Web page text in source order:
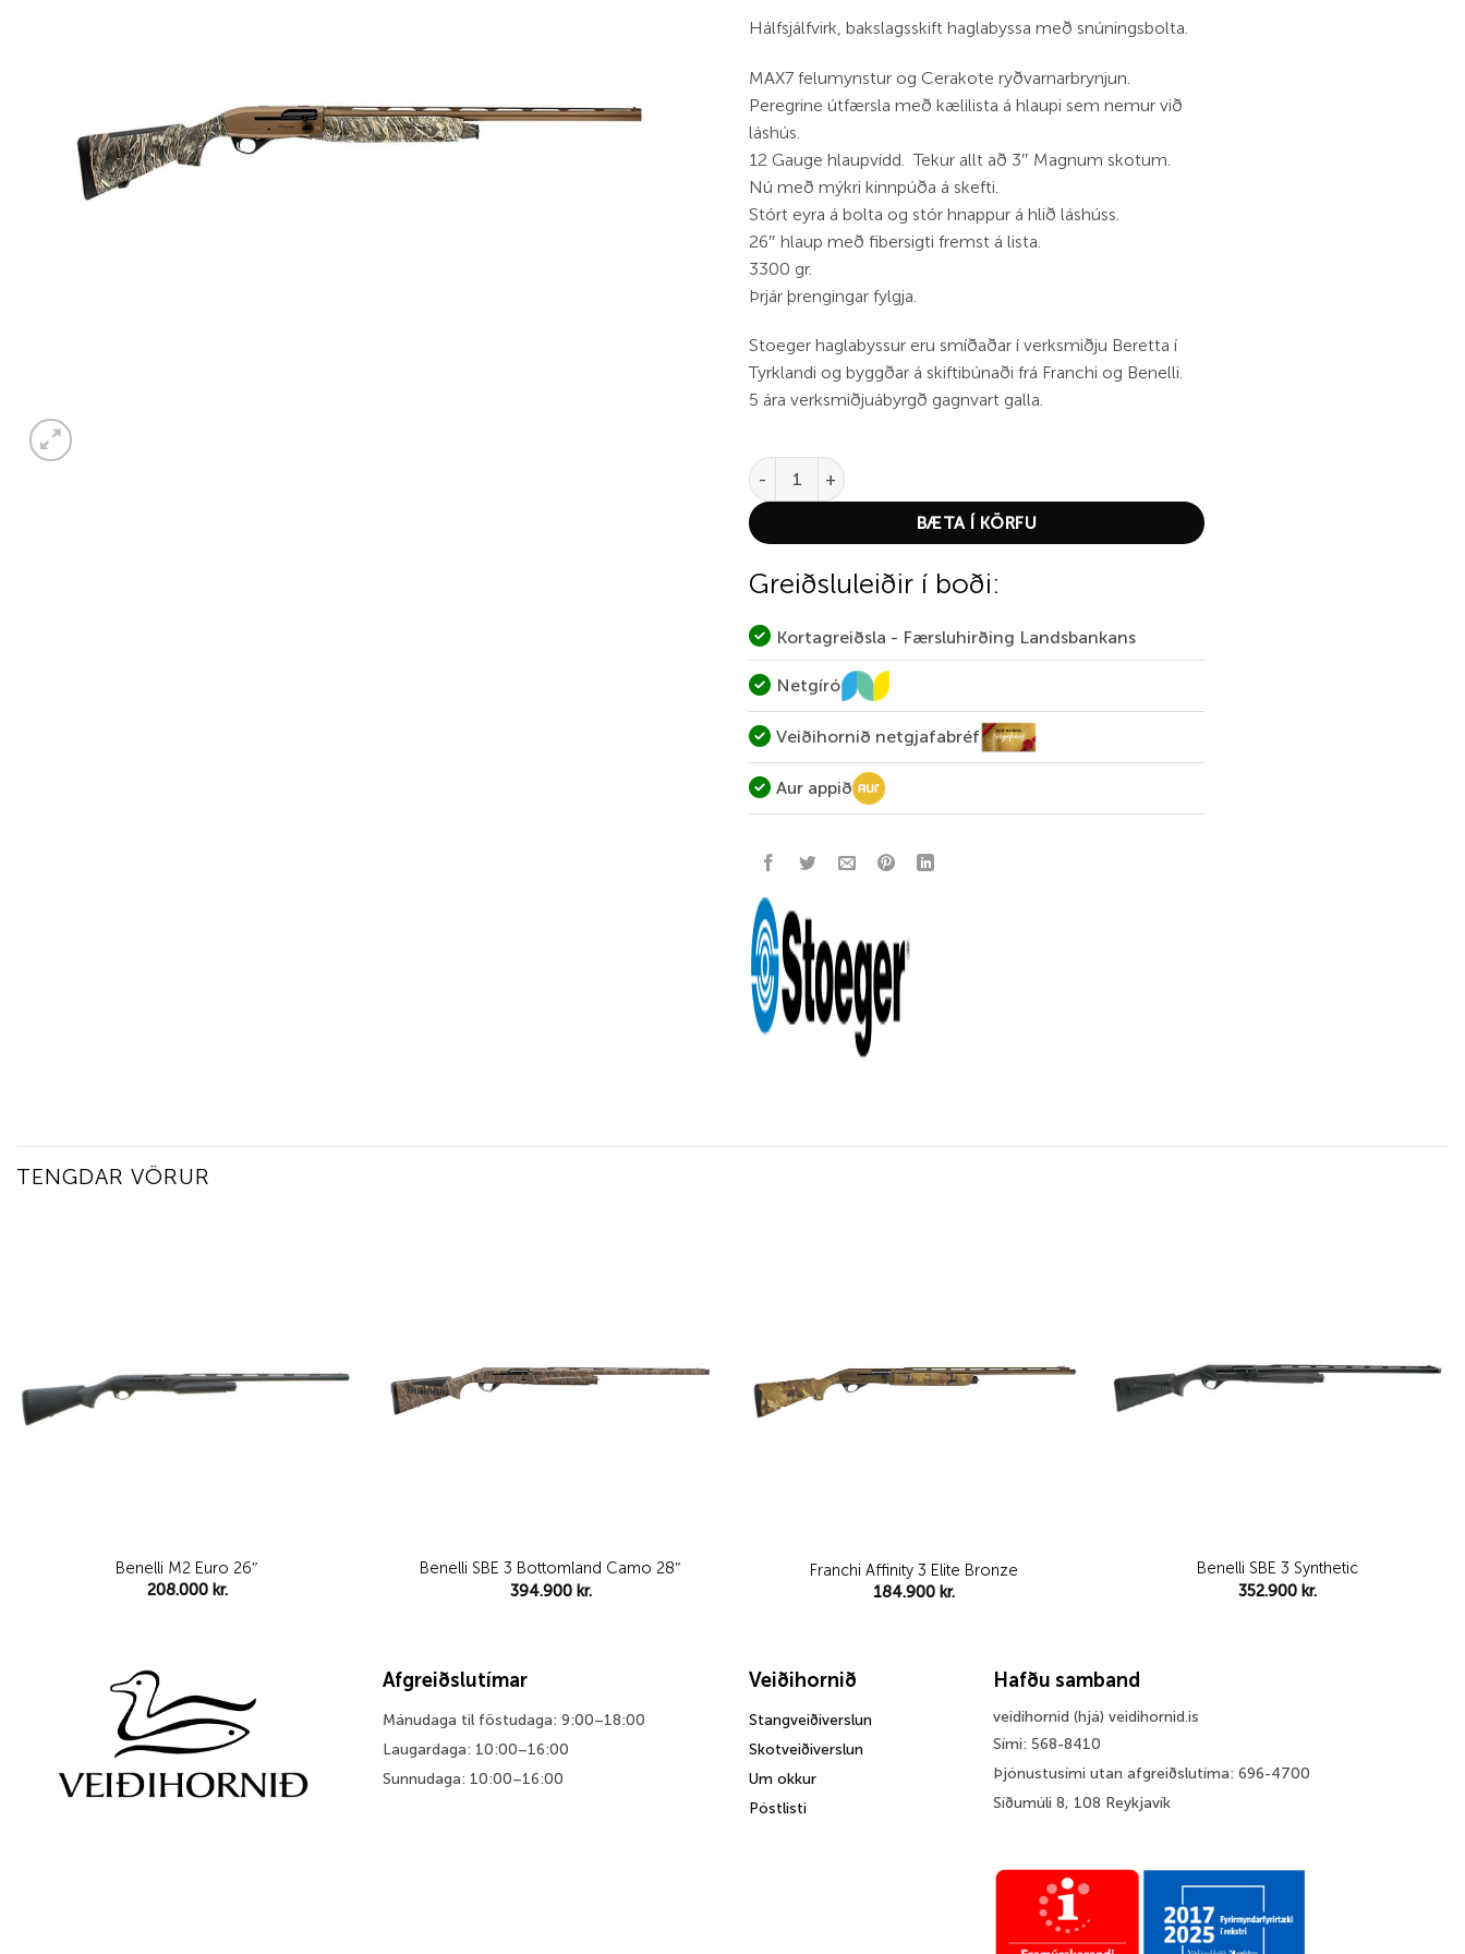
Hálfsjálfvirk, bakslagsskift haglabyssa með snúningsbolta.
MAX7 felumynstur og Cerakote ryðvarnarbrynjun.
Peregrine útfærsla með kælilista á hlaupi sem nemur við
láshús.
12 Gauge hlaupvídd. Tekur allt að 3″ Magnum skotum.
Nú með mýkri kinnpúða á skefti.
Stórt eyra á bolta og stór hnappur á hlið láshúss.
26″ hlaup með fibersigti fremst á lista.
3300 gr.
Þrjár þrengingar fylgja.
Stoeger haglabyssur eru smíðaðar í verksmiðju Beretta í
Tyrklandi og byggðar á skiftibúnaði frá Franchi og Benelli.
5 ára verksmiðjuábyrgð gagnvart galla.
Stoeger M3000 V2 Peregrine MAX7 Cerakote quantity
BÆTA Í KÖRFU
Greiðsluleiðir í boði:
Kortagreiðsla - Færsluhirðing Landsbankans
Netgíró
Veiðihornið netgjafabréf
Aur appið
TENGDAR VÖRUR
Benelli M2 Euro 26″
208.000 kr.
Benelli SBE 3 Bottomland Camo 28″
394.900 kr.
Franchi Affinity 3 Elite Bronze
184.900kr.
Benelli SBE 3 Synthetic
352.900kr.
Afgreiðslutímar
Mánudaga til föstudaga: 9:00–18:00
Laugardaga: 10:00–16:00
Sunnudaga: 10:00–16:00
Veiðihornið
Stangveiðiverslun
Skotveiðiverslun
Um okkur
Póstlisti
Hafðu samband
veidihornid (hjá) veidihornid.is
Sími: 568-8410
Þjónustusími utan afgreiðslutíma: 696-4700
Síðumúli 8, 108 Reykjavík